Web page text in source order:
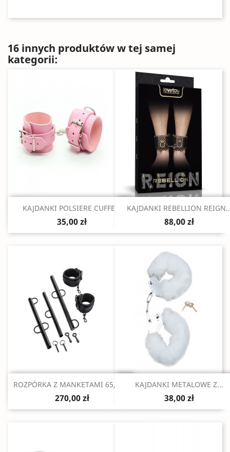
16 innych produktów w tej samej
kategorii:
Szybki podgląd
KAJDANKI POLSIERE CUFFE...
35,00 zł
Szybki podgląd
KAJDANKI REBELLION
88,00 zł
Szybki podgląd
ROZPÓRKA Z MANKETAMI 65,5 -...
270,00 zł
Szybki podgląd
KAJDANKI METALOWE Z...
38,00 zł